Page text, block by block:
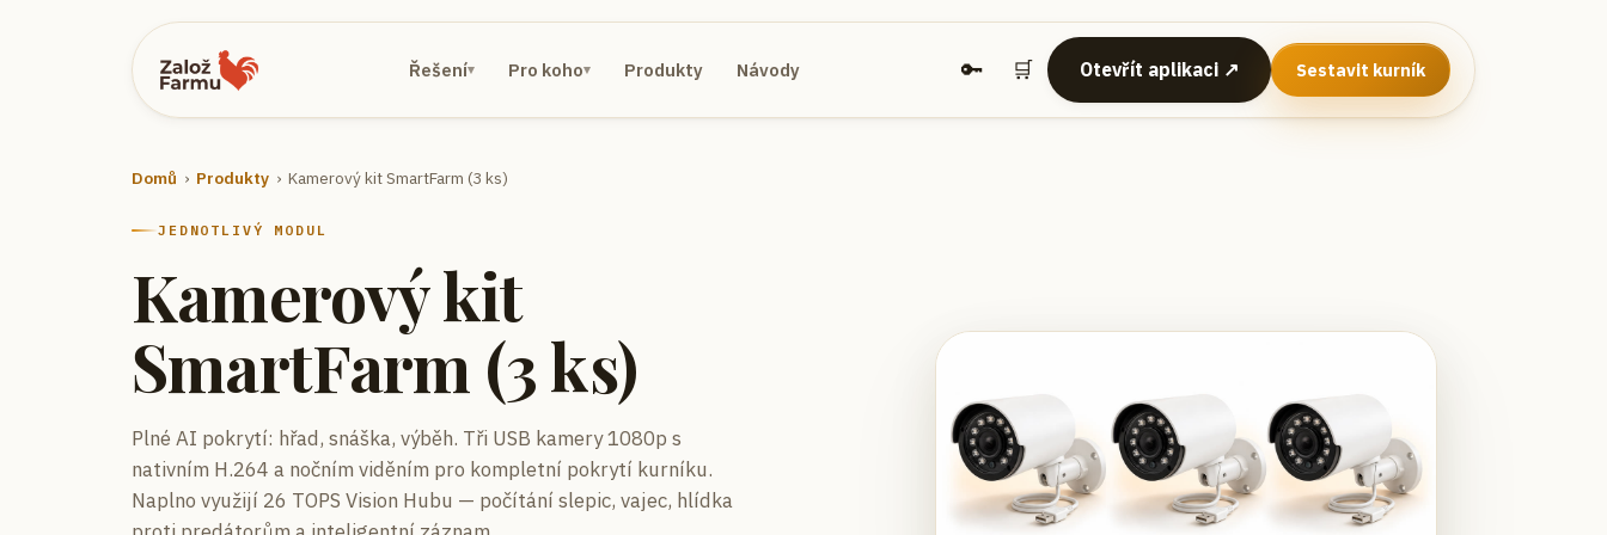
Řešení▾ Pro koho▾ Produkty Návody 🔑 🛒 Otevřít aplikaci ↗ Sestavit kurník
Domů › Produkty › Kamerový kit SmartFarm (3 ks)
JEDNOTLIVÝ MODUL
Kamerový kit
SmartFarm (3 ks)
Plné AI pokrytí: hřad, snáška, výběh. Tři USB kamery 1080p s
nativním H.264 a nočním viděním pro kompletní pokrytí kurníku.
Naplno využijí 26 TOPS Vision Hubu — počítání slepic, vajec, hlídka